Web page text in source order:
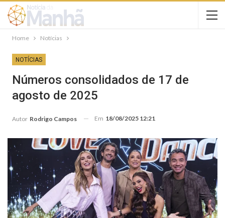
Home Notícias
NOTÍCIAS
Números consolidados de 17 de
agosto de 2025
Autor Rodrigo Campos Em 18/08/2025 12:21